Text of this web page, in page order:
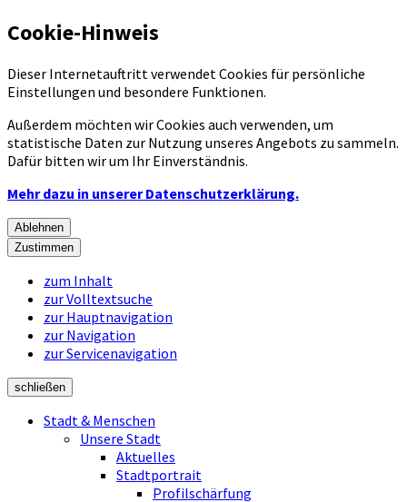
Cookie-Hinweis
Dieser Internetauftritt verwendet Cookies für persönliche
Einstellungen und besondere Funktionen.
Außerdem möchten wir Cookies auch verwenden, um
statistische Daten zur Nutzung unseres Angebots zu sammeln.
Dafür bitten wir um Ihr Einverständnis.
Mehr dazu in unserer Datenschutzerklärung.
Ablehnen
Zustimmen
zum Inhalt
zur Volltextsuche
zur Hauptnavigation
zur Navigation
zur Servicenavigation
schließen
Stadt & Menschen
Unsere Stadt
Aktuelles
Stadtportrait
Profilschärfung